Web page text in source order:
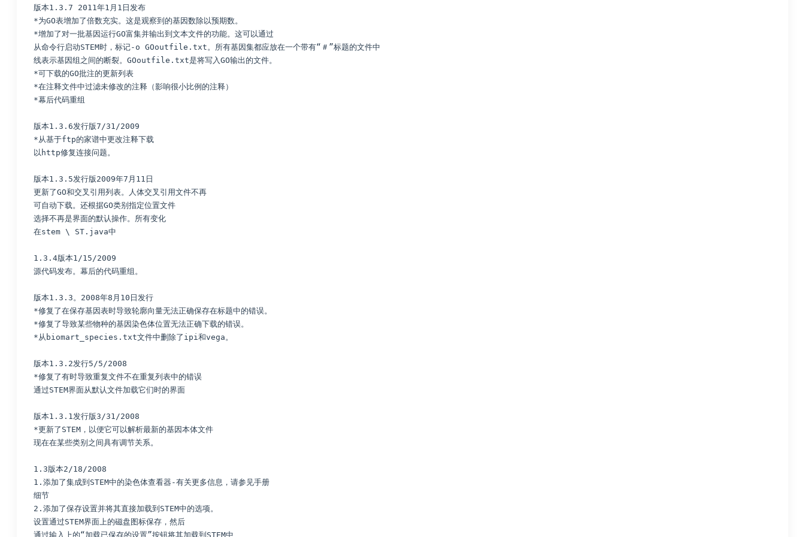
版本1.3.7 2011年1月1日发布
*为GO表增加了倍数充实。这是观察到的基因数除以预期数。
*增加了对一批基因运行GO富集并输出到文本文件的功能。这可以通过
从命令行启动STEM时，标记-o GOoutfile.txt。所有基因集都应放在一个带有“＃”标题的文件中
线表示基因组之间的断裂。GOoutfile.txt是将写入GO输出的文件。
*可下载的GO批注的更新列表
*在注释文件中过滤未修改的注释（影响很小比例的注释）
*幕后代码重组
版本1.3.6发行版7/31/2009
*从基于ftp的家谱中更改注释下载
以http修复连接问题。
版本1.3.5发行版2009年7月11日
更新了GO和交叉引用列表。人体交叉引用文件不再
可自动下载。还根据GO类别指定位置文件
选择不再是界面的默认操作。所有变化
在stem \ ST.java中
1.3.4版本1/15/2009
源代码发布。幕后的代码重组。
版本1.3.3。2008年8月10日发行
*修复了在保存基因表时导致轮廓向量无法正确保存在标题中的错误。
*修复了导致某些物种的基因染色体位置无法正确下载的错误。
*从biomart_species.txt文件中删除了ipi和vega。
版本1.3.2发行5/5/2008
*修复了有时导致重复文件不在重复列表中的错误
通过STEM界面从默认文件加载它们时的界面
版本1.3.1发行版3/31/2008
*更新了STEM，以便它可以解析最新的基因本体文件
现在在某些类别之间具有调节关系。
1.3版本2/18/2008
1.添加了集成到STEM中的染色体查看器-有关更多信息，请参见手册
细节
2.添加了保存设置并将其直接加载到STEM中的选项。
设置通过STEM界面上的磁盘图标保存，然后
通过输入上的“加载已保存的设置”按钮将其加载到STEM中